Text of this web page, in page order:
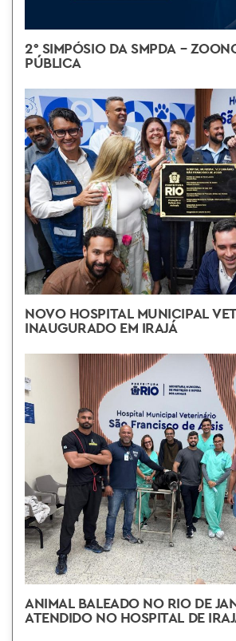
2° SIMPÓSIO DA SMPDA –
PÚBLICA
NOVO HOSPITAL MUNICIPAL
INAUGURADO EM IRAJÁ
ANIMAL BALEADO NO RIO DE
ATENDIDO NO HOSPITAL DE